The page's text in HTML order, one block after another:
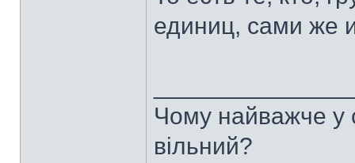
единиц, сами же
Чому найважче у
вільний?